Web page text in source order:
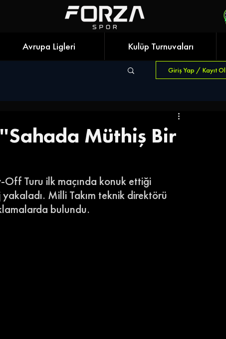
Avrupa Ligleri Kulüp Turnuvaları
Giriş Yap / Kayıt Ol
Müthiş Bir
Off Turu ilk maçında konuk ettiği
Milli Takım teknik direktörü
bulundu.